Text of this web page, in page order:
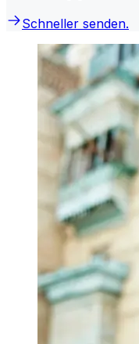
Schneller senden.